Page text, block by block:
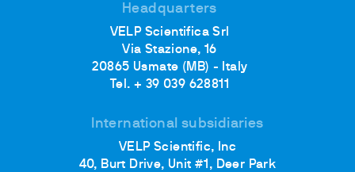
Headquarters
VELP Scientifica Srl
Via Stazione, 16
20865 Usmate (MB) - Italy
Tel. + 39 039 628811
International subsidiaries
VELP Scientific, Inc
40, Burt Drive, Unit #1, Deer Park